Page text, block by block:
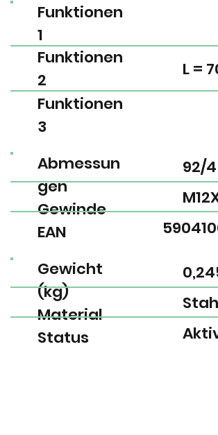
EAN
Gewinde
Abmessun
gen
92/
Gewicht
(kg)
Material
Status
Funktionen
1
Funktionen
2
Funktionen
3
L =